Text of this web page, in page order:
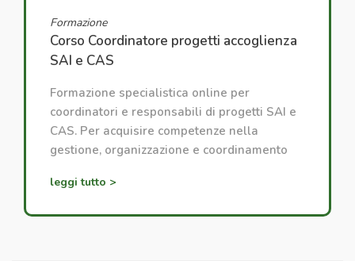
Formazione
Corso Coordinatore progetti accoglienza
SAI e CAS
Formazione specialistica online per
coordinatori e responsabili di progetti SAI e
CAS. Per acquisire competenze nella
gestione, organizzazione e coordinamento
leggi tutto >